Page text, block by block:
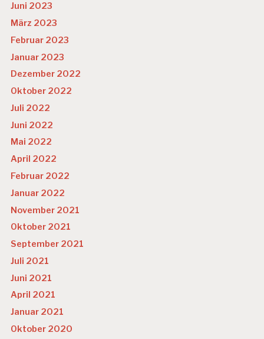
Juni 2023
März 2023
Februar 2023
Januar 2023
Dezember 2022
Oktober 2022
Juli 2022
Juni 2022
Mai 2022
April 2022
Februar 2022
Januar 2022
November 2021
Oktober 2021
September 2021
Juli 2021
Juni 2021
April 2021
Januar 2021
Oktober 2020